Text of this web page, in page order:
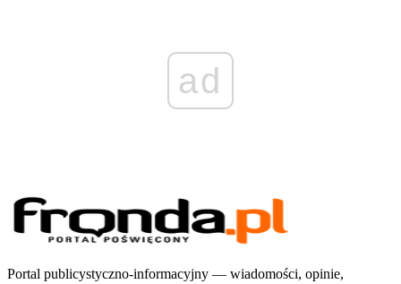
ad
Portal publicystyczno-informacyjny — wiadomości, opinie,